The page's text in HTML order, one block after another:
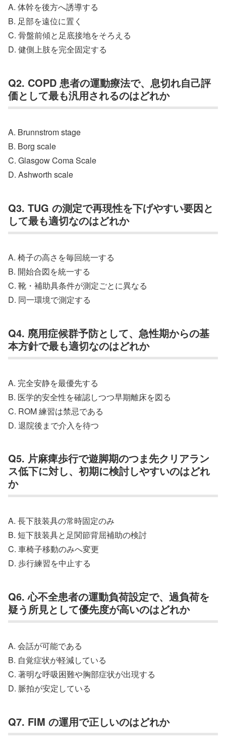
A. 体幹を後方へ誘導する
B. 足部を遠位に置く
C. 骨盤前傾と足底接地をそろえる
D. 健側上肢を完全固定する
Q2. COPD 患者の運動療法で、息切れ自己評
価として最も汎用されるのはどれか
A. Brunnstrom stage
B. Borg scale
C. Glasgow Coma Scale
D. Ashworth scale
Q3. TUG の測定で再現性を下げやすい要因と
して最も適切なのはどれか
A. 椅子の高さを毎回統一する
B. 開始合図を統一する
C. 靴・補助具条件が測定ごとに異なる
D. 同一環境で測定する
Q4. 廃用症候群予防として、急性期からの基
本方針で最も適切なのはどれか
A. 完全安静を最優先する
B. 医学的安全性を確認しつつ早期離床を図る
C. ROM 練習は禁忌である
D. 退院後まで介入を待つ
Q5. 片麻痺歩行で遊脚期のつま先クリアラン
ス低下に対し、初期に検討しやすいのはどれ
か
A. 長下肢装具の常時固定のみ
B. 短下肢装具と足関節背屈補助の検討
C. 車椅子移動のみへ変更
D. 歩行練習を中止する
Q6. 心不全患者の運動負荷設定で、過負荷を
疑う所見として優先度が高いのはどれか
A. 会話が可能である
B. 自覚症状が軽減している
C. 著明な呼吸困難や胸部症状が出現する
D. 脈拍が安定している
Q7. FIM の運用で正しいのはどれか